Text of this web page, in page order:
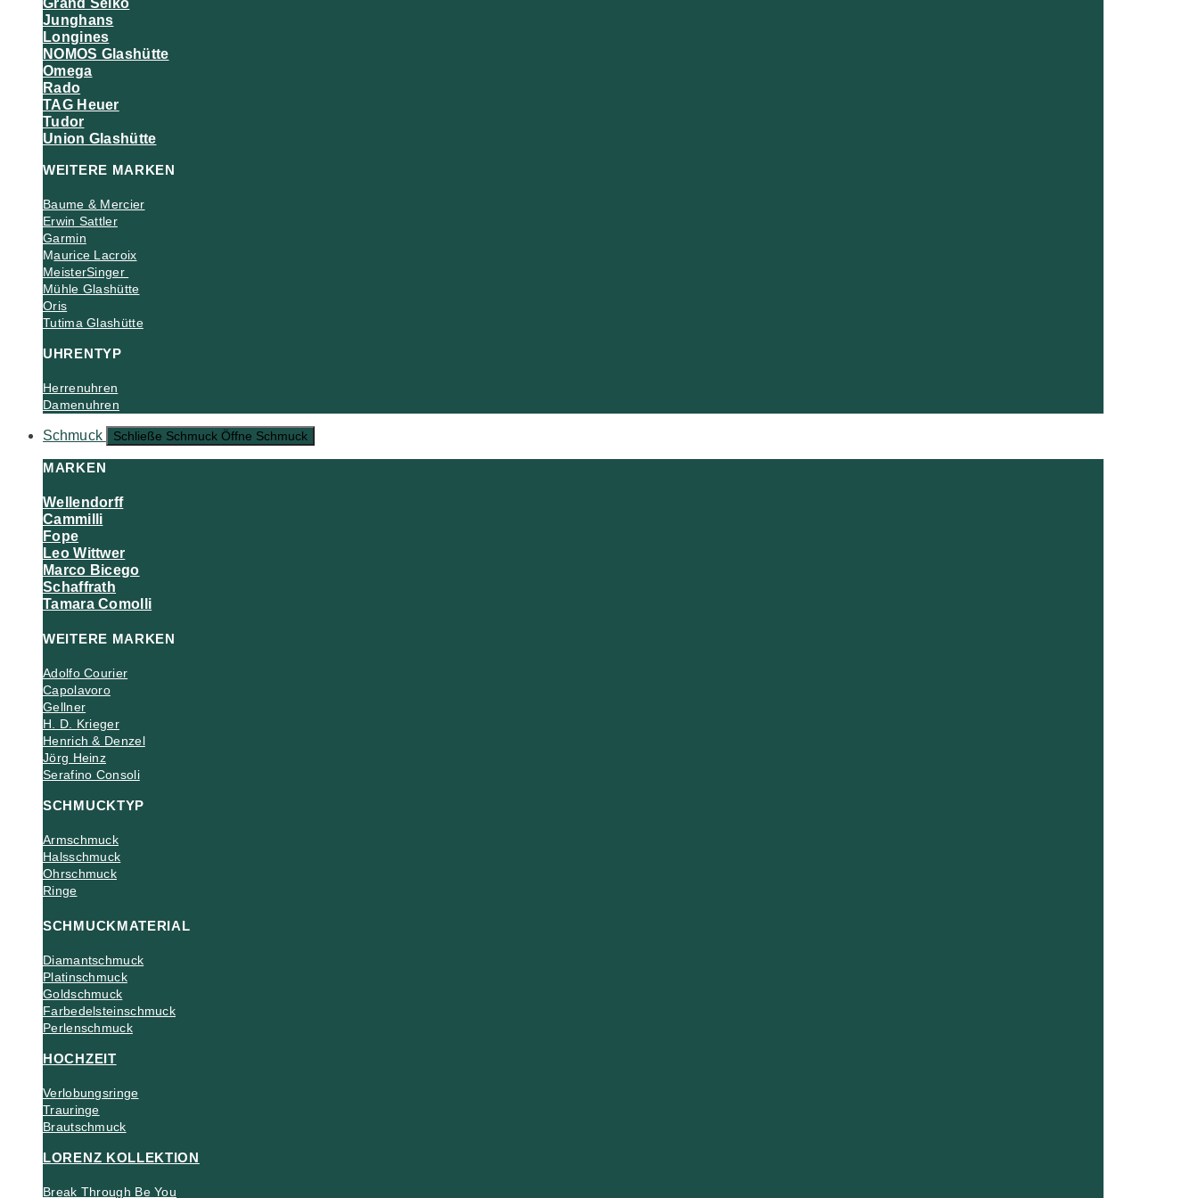
Grand Seiko
Junghans
Longines
NOMOS Glashütte
Omega
Rado
TAG Heuer
Tudor
Union Glashütte
WEITERE MARKEN
Baume & Mercier
Erwin Sattler
Garmin
Maurice Lacroix
MeisterSinger
Mühle Glashütte
Oris
Tutima Glashütte
UHRENTYP
Herrenuhren
Damenuhren
Schmuck Schließe Schmuck Öffne Schmuck
MARKEN
Wellendorff
Cammilli
Fope
Leo Wittwer
Marco Bicego
Schaffrath
Tamara Comolli
WEITERE MARKEN
Adolfo Courier
Capolavoro
Gellner
H. D. Krieger
Henrich & Denzel
Jörg Heinz
Serafino Consoli
SCHMUCKTYP
Armschmuck
Halsschmuck
Ohrschmuck
Ringe
SCHMUCKMATERIAL
Diamantschmuck
Platinschmuck
Goldschmuck
Farbedelsteinschmuck
Perlenschmuck
HOCHZEIT
Verlobungsringe
Trauringe
Brautschmuck
LORENZ KOLLEKTION
Break Through Be You